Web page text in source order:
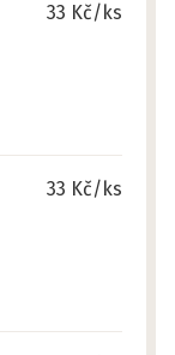
33 Kč/ks
33 Kč/ks